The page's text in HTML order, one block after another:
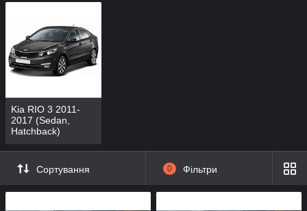
Kia RIO 3 2011-
2017 (Sedan,
Hatchback)
Сортування 0 Фільтри